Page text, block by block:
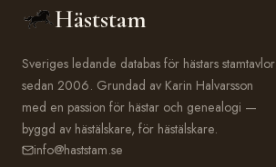
Häststam
Sveriges ledande databas för hästars stamtavlor
sedan 2006. Grundad av Karin Halvarsson
med en passion för hästar och genealogi —
byggd av hästälskare, för hästälskare.
info@haststam.se